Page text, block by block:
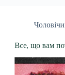
Все, що вам